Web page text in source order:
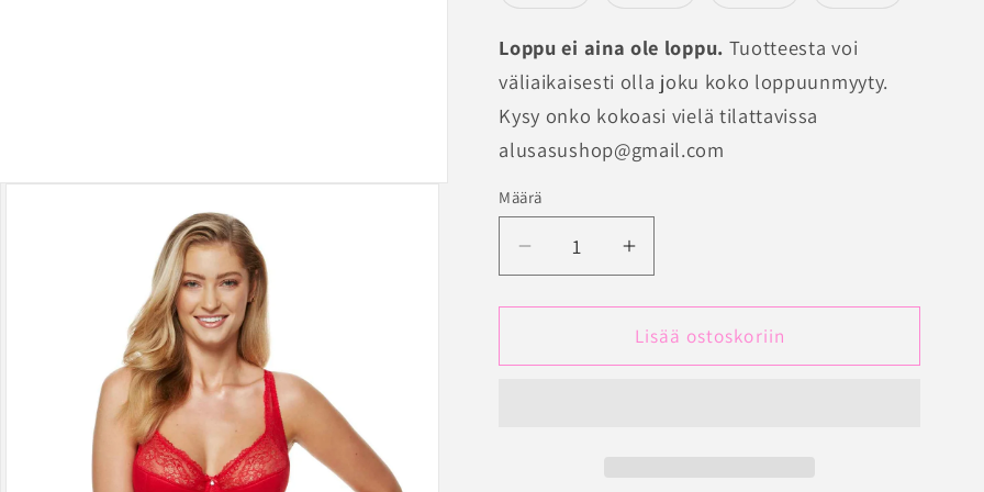
saatavilla saatavilla saatavilla saatavilla
tai
ei
saatavilla
ei
saatavilla
tai
ei
Loppu ei aina ole loppu. Tuotteesta voi
väliaikaisesti olla joku koko loppuunmyyty.
Kysy onko kokoasi vielä tilattavissa
alusasushop@gmail.com
Määrä
Määrä
Vähennä
tuotteen
Scarlett
Puolitopatut
rintaliivit
Lisää
tuotteen
Scarlett
Puolitopatut
rintaliivit
Lisää ostoskoriin